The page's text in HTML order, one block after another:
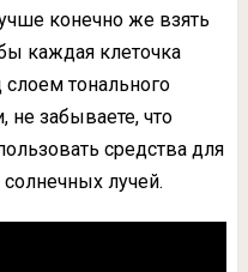
конечно же взять
каждая клеточка
тонального
не забываете, что
средства для
лучей.